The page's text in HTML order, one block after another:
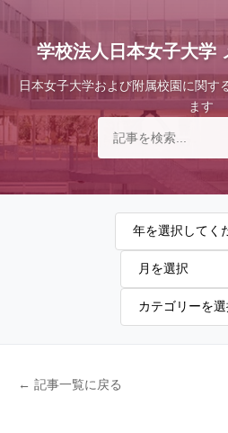
学校法人日本女子大学
日本女子大学および附属校園に関す
ます
← 記事一覧に戻る